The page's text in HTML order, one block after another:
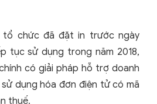
tổ chức đã đặt in trước ngày
tục sử dụng trong năm 2018,
có giải pháp hỗ trợ doanh
dụng hóa đơn điện tử có mã
thuế.